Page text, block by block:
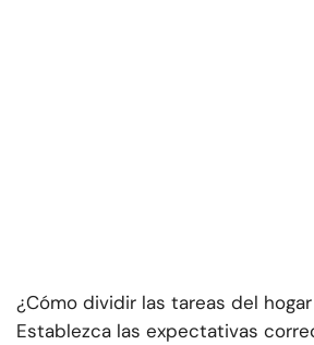
¿Cómo dividir las tareas del
Establezca las expectativas